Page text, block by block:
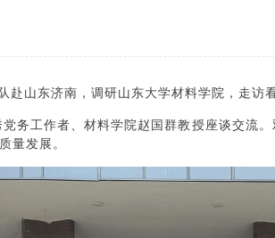
山东济南，调研山东大学材料学院，走访
务工作者、材料学院赵国群教授座谈交流
量发展。